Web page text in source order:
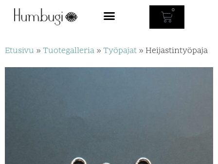
0
Etusivu » Tuotegalleria » Työpajat » Heijastintyöpaja